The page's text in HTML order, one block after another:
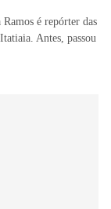
é repórter das
Antes, passou